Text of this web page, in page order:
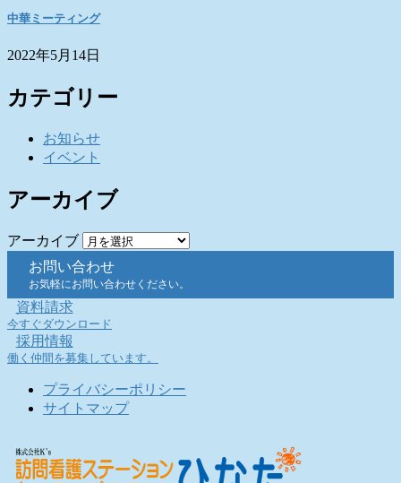
中華ミーティング
2022年5月14日
カテゴリー
お知らせ
イベント
アーカイブ
アーカイブ
お問い合わせ
お気軽にお問い合わせください。
資料請求
今すぐダウンロード
採用情報
働く仲間を募集しています。
プライバシーポリシー
サイトマップ